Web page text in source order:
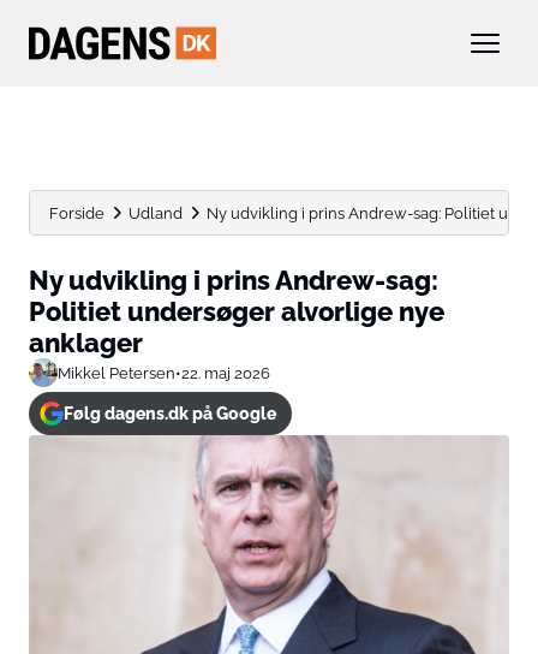
Forside Udland Ny udvikling i prins Andrew-sag: Politiet
Ny udvikling i prins Andrew-sag:
Politiet undersøger alvorlige nye
anklager
Mikkel Petersen•22. maj 2026
Følg dagens.dk på Google